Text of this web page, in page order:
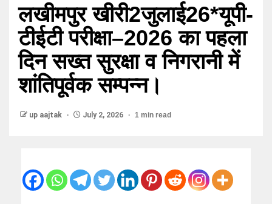
लखीमपुर खीरी2जुलाई26*यूपी-
टीईटी परीक्षा–2026 का पहला
दिन सख्त सुरक्षा व निगरानी में
शांतिपूर्वक सम्पन्न।
up aajtak July 2, 2026 1 min read